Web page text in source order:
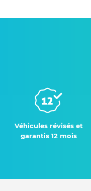
Véhicules révisés et
garantis 12 mois